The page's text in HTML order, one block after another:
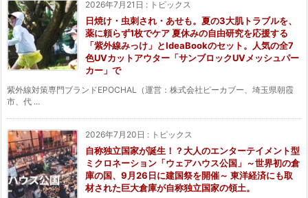
2026年7月21日 : トピックス
日焼け・虫刺され・あせも。夏の3大肌トラブルを、
薬に頼らず1枚でケア 夏休みの自由研究を応援する
「紫外線みっけ」とIdeaBookのセット。人気の全7
色UVカットアウター「サンブロックUVメッシュパー
カー」で
紫外線対策専門ブランドEPOCHAL（運営：株式会社ピーカブー、埼玉県朝霞
市、代 ...
2026年7月20日 : トピックス
自称独立国家が誕生！？大人のエンターテイメント型
ミクロネーション「ウェアハウス公国」～世界初の倉
庫の国、9月26日に建国祭を開催～ 東洋経済にも取
材された巨大倉庫が自称独立国家の領土。